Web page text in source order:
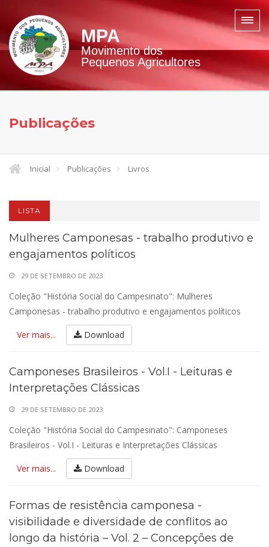
MPA
Movimento dos
Pequenos Agricultores
Publicações
Inicial Publicações Livros
LISTA
Mulheres Camponesas - trabalho produtivo e
engajamentos políticos
29 DE SETEMBRO DE 2023
Coleção "História Social do Campesinato": Mulheres
Camponesas - trabalho produtivo e engajamentos políticos
Ver mais... Download
Camponeses Brasileiros - Vol.I - Leituras e
Interpretações Clássicas
29 DE SETEMBRO DE 2023
Coleção "História Social do Campesinato": Camponeses
Brasileiros - Vol.I - Leituras e Interpretações Clássicas
Ver mais... Download
Formas de resistência camponesa -
visibilidade e diversidade de conflitos ao
longo da história – Vol. 2 – Concepções de